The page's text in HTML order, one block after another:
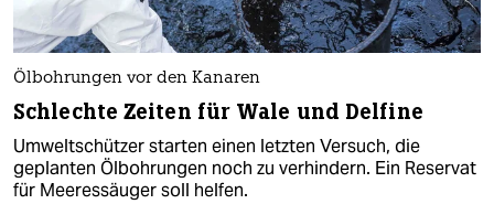
Ölbohrungen vor den Kanaren
Schlechte Zeiten für Wale und Delfine
Umweltschützer starten einen letzten Versuch, die
geplanten Ölbohrungen noch zu verhindern. Ein Reservat
für Meeressäuger soll helfen.